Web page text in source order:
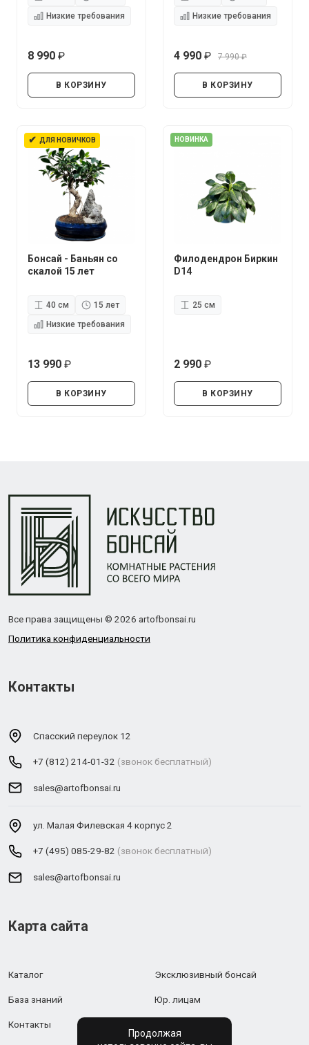
Низкие требования
8 990
В КОРЗИНУ
Низкие требования
4 990
7 990
В КОРЗИНУ
✔ ДЛЯ НОВИЧКОВ
Бонсай - Баньян со
скалой 15 лет
40 см
15 лет
Низкие требования
13 990
В КОРЗИНУ
НОВИНКА
Филодендрон Биркин
D14
25 см
2 990
В КОРЗИНУ
Все права защищены © 2026 artofbonsai.ru
Политика конфиденциальности
Контакты
Спасский переулок 12
+7 (812) 214-01-32 (звонок бесплатный)
sales@artofbonsai.ru
ул. Малая Филевская 4 корпус 2
+7 (495) 085-29-82 (звонок бесплатный)
sales@artofbonsai.ru
Карта сайта
Каталог Эксклюзивный бонсай
База знаний Юр. лицам
Контакты
Продолжая